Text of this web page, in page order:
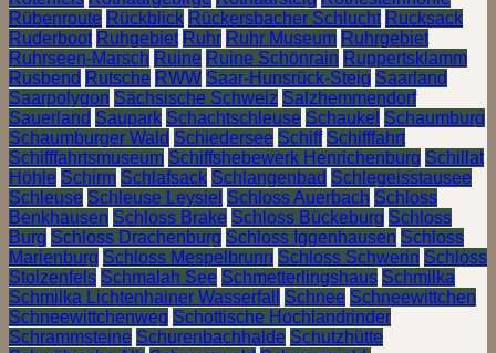
Rübenroute Rückblick Rückersbacher Schlucht Rucksack
Ruderboot Ruhgebiet Ruhr Ruhr Museum Ruhrgebiet
Ruhrseen-Marsch Ruine Ruine Schönrain Ruppertsklamm
Rusbend Rutsche RWW Saar-Hunsrück-Steig Saarland
Saarpolygon Sächsische Schweiz Salzhemmendorf
Sauerland Saupark Schachtschleuse Schaukel Schaumburg
Schaumburger Wald Schiedersee Schiff Schifffahrt
Schifffahrtsmuseum Schiffshebewerk Henrichenburg Schillat
Höhle Schirm Schlafsack Schlangenbad Schlegeisstausee
Schleuse Schleuse Leysiel Schloss Auerbach Schloss
Benkhausen Schloss Brake Schloss Bückeburg Schloss
Burg Schloss Drachenburg Schloss Iggenhausen Schloss
Marienburg Schloss Mespelbrunn Schloss Schwerin Schloss
Stolzenfels Schmalah See Schmetterlingshaus Schmilka
Schmilka Lichtenhainer Wasserfall
Schnee Schneewittchen
Schneewittchenweg Schottische Hochlandrinder
Schrammsteine Schurenbachhalde Schutzhütte